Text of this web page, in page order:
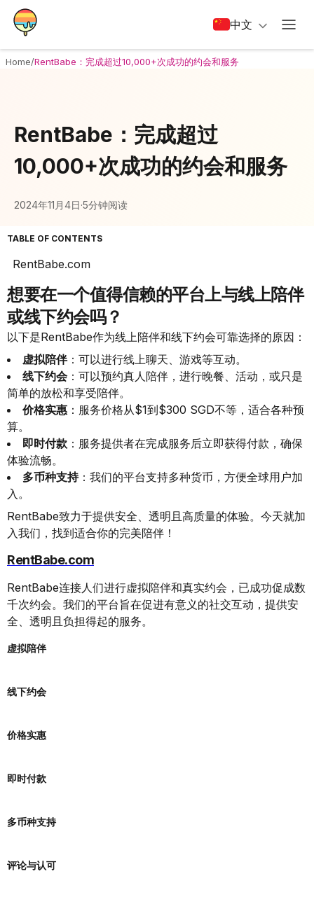
中文
Home/RentBabe：完成超过10,000+次成功的约会和服务
RentBabe：完成超过
10,000+次成功的约会和服务
2024年11月4日·5分钟阅读
想要在一个值得信赖的平台上与线上陪伴
或线下约会吗？
以下是RentBabe作为线上陪伴和线下约会可靠选择的原因：
虚拟陪伴：可以进行线上聊天、游戏等互动。
线下约会：可以预约真人陪伴，进行晚餐、活动，或只是
简单的放松和享受陪伴。
价格实惠 ：服务价格从$1到$300 SGD不等，适合各种预
算。
即时付款 ：服务提供者在完成服务后立即获得付款，确保
体验流畅。
多币种支持：我们的平台支持多种货币，方便全球用户加
入。
RentBabe致力于提供安全、透明且高质量的体验。今天就加
入我们，找到适合你的完美陪伴！
RentBabe.com
RentBabe连接人们进行虚拟陪伴和真实约会，已成功促成数
千次约会。我们的平台旨在促进有意义的社交互动，提供安
全、透明且负担得起的服务。
虚拟陪伴
线下约会
价格实惠
即时付款
多币种支持
评论与认可
TABLE OF CONTENTS
RentBabe.com